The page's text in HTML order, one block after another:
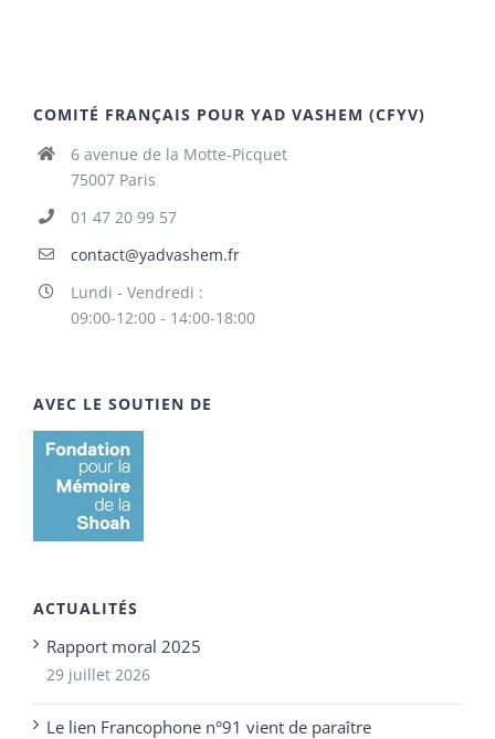
COMITÉ FRANÇAIS POUR YAD VASHEM (CFYV)
6 avenue de la Motte-Picquet
75007 Paris
01 47 20 99 57
contact@yadvashem.fr
Lundi - Vendredi :
09:00-12:00 - 14:00-18:00
AVEC LE SOUTIEN DE
ACTUALITÉS
Rapport moral 2025
29 juillet 2026
Le lien Francophone n°91 vient de paraître